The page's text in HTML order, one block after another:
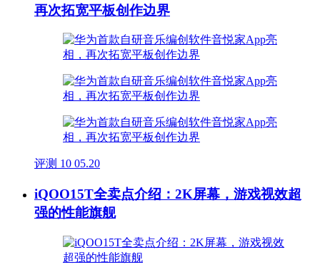
再次拓宽平板创作边界
评测 10 05.20
iQOO15T全卖点介绍：2K屏幕，游戏视效超
强的性能旗舰